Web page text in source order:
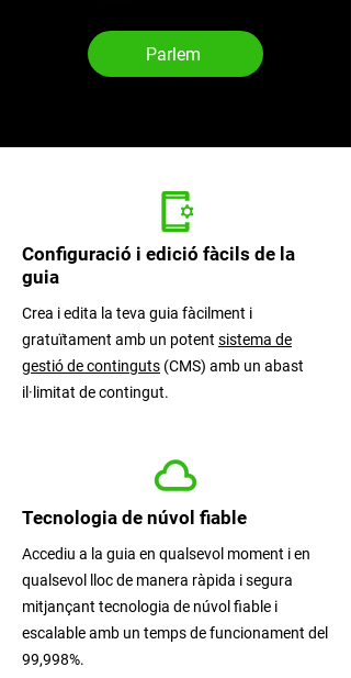
Parlem
Configuració i edició fàcils de la
guia
Crea i edita la teva guia fàcilment i
gratuïtament amb un potent sistema de
gestió de continguts (CMS) amb un abast
il·limitat de contingut.
Tecnologia de núvol fiable
Accediu a la guia en qualsevol moment i en
qualsevol lloc de manera ràpida i segura
mitjançant tecnologia de núvol fiable i
escalable amb un temps de funcionament del
99,998%.